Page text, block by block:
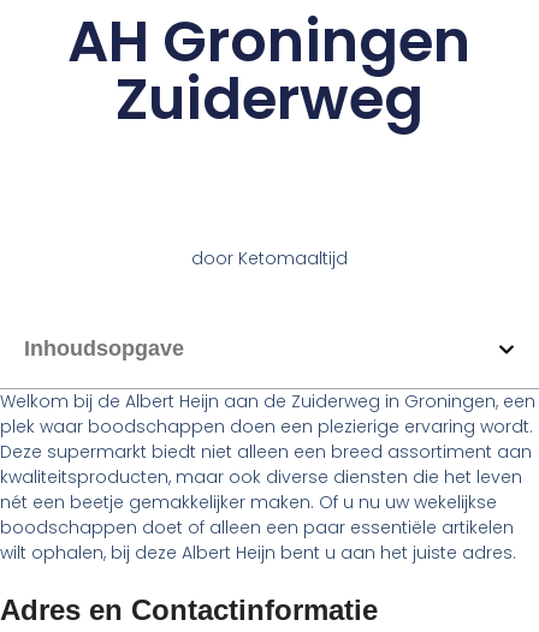
AH Groningen
Zuiderweg
doorKetomaaltijd
Inhoudsopgave
Welkom bij de Albert Heijn aan de Zuiderweg in Groningen, een
plek waar boodschappen doen een plezierige ervaring wordt.
Deze supermarkt biedt niet alleen een breed assortiment aan
kwaliteitsproducten, maar ook diverse diensten die het leven
nét een beetje gemakkelijker maken. Of u nu uw wekelijkse
boodschappen doet of alleen een paar essentiële artikelen
wilt ophalen, bij deze Albert Heijn bent u aan het juiste adres.
Adres en Contactinformatie